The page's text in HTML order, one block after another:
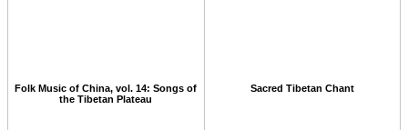
Folk Music of China, vol. 14: Songs of
the Tibetan Plateau
Sacred Tibetan Chant